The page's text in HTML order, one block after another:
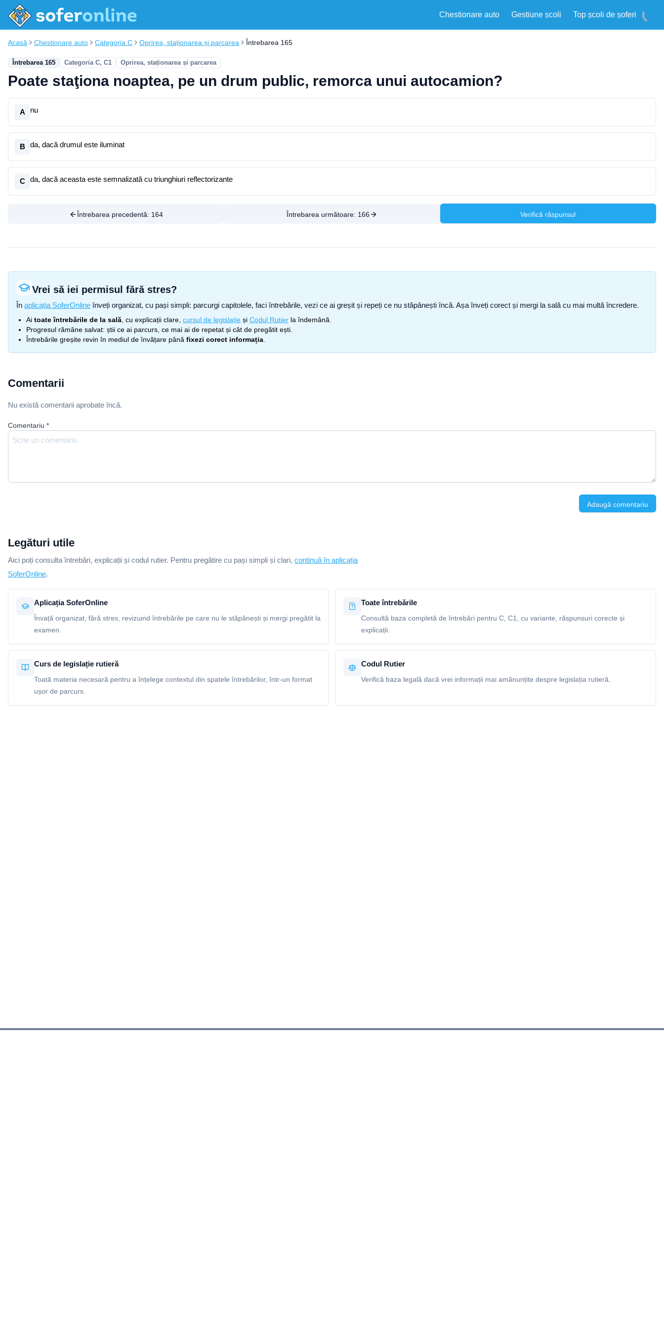
Chestionare auto Gestiune școli Top școli de șoferi
Acasă Chestionare auto Categoria C Oprirea, staționarea și parcarea Întrebarea 165
Întrebarea 165 Categoria C, C1 Oprirea, staționarea și parcarea
Poate staţiona noaptea, pe un drum public, remorca unui autocamion?
A nu
B da, dacă drumul este iluminat
C da, dacă aceasta este semnalizată cu triunghiuri reflectorizante
Întrebarea precedentă: 164 Întrebarea următoare: 166 Verifică răspunsul
Vrei să iei permisul fără stres?
În aplicația SoferOnline înveți organizat, cu pași simpli: parcurgi capitolele, faci întrebările, vezi ce ai greșit și repeți ce nu stăpânești încă. Așa înveți corect și mergi la sală cu mai multă încredere.
Ai toate întrebările de la sală , cu explicații clare, cursul de legislație și Codul Rutier la îndemână.
Progresul rămâne salvat: știi ce ai parcurs, ce mai ai de repetat și cât de pregătit ești.
Întrebările greșite revin în mediul de învățare până fixezi corect informația
Comentarii
Nu există comentarii aprobate încă.
Comentariu *
Adaugă comentariu
Legături utile
Aici poți consulta întrebări, explicații și codul rutier. Pentru pregătire cu pași simpli și clari, continuă în aplicația
SoferOnline.
Aplicația SoferOnline
Învață organizat, fără stres, revizuind întrebările pe care nu le stăpânești și mergi pregătit la
examen.
Toate întrebările
Consultă baza completă de întrebări pentru C, C1, cu variante, răspunsuri corecte și
explicații.
Curs de legislație rutieră
Toată materia necesară pentru a înțelege contextul din spatele întrebărilor, într-un format
ușor de parcurs.
Codul Rutier
Verifică baza legală dacă vrei informații mai amănunțite despre legislația rutieră.